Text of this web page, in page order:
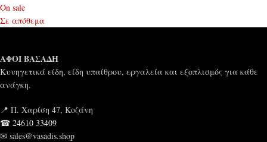
On sale
Σε απόθεμα
ΑΦΟΙ ΒΑΣΑΔΗ
Κυνηγετικά είδη, είδη υπαίθρου, εργαλεία και εξοπλισμός για κάθε
ανάγκη.
📍 Π. Χαρίση 47, Κοζάνη
☎ 24610 33409
✉ sales@vasadis.shop